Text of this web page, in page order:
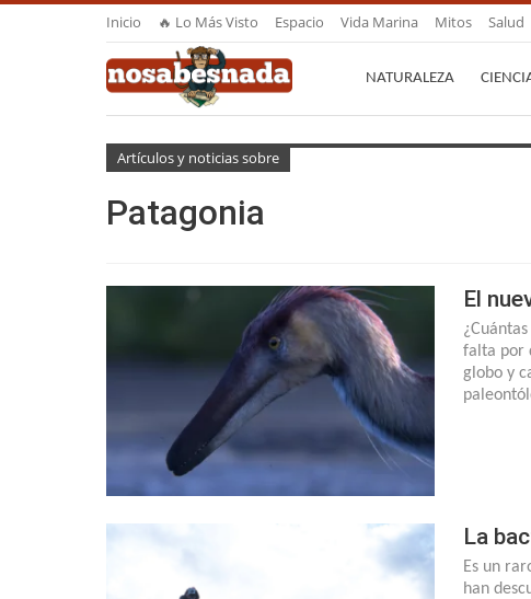
Inicio 🔥 Lo Más Visto Espacio Vida Marina Mitos Salud
NATURALEZA
Artículos y noticias sobre
Patagonia
El
falta por
globo y
La
Es un
han